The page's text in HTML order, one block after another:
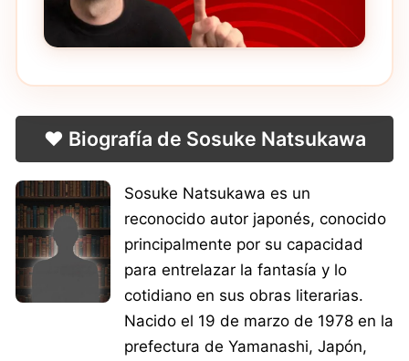
❤️ Biografía de Sosuke Natsukawa
Sosuke Natsukawa es un
reconocido autor japonés, conocido
principalmente por su capacidad
para entrelazar la fantasía y lo
cotidiano en sus obras literarias.
Nacido el 19 de marzo de 1978 en la
prefectura de Yamanashi, Japón,